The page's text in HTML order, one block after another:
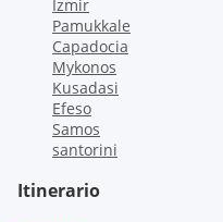
Izmir
Pamukkale
Capadocia
Mykonos
Kusadasi
Efeso
Samos
santorini
Itinerario